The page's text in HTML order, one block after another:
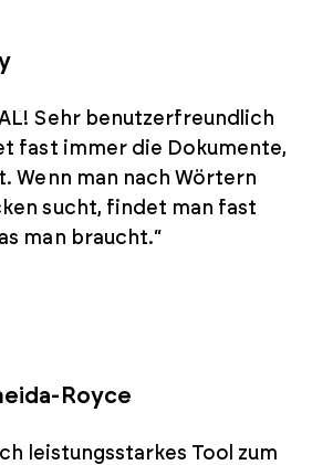
Sehr benutzerfreundlich
fast immer die Dokumente,
Wenn man nach Wörtern
sucht, findet man fast
man braucht.“
Royce
leistungsstarkes Tool zum